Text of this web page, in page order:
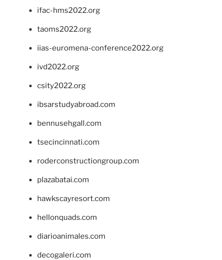
ifac-hms2022.org
taoms2022.org
iias-euromena-conference2022.org
ivd2022.org
csity2022.org
ibsarstudyabroad.com
bennusehgall.com
tsecincinnati.com
roderconstructiongroup.com
plazabatai.com
hawkscayresort.com
hellonquads.com
diarioanimales.com
decogaleri.com